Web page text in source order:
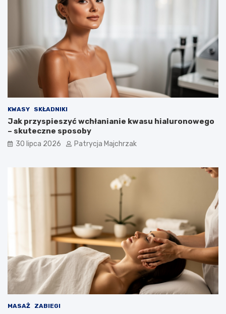
KWASY SKŁADNIKI
Jak przyspieszyć wchłanianie kwasu hialuronowego
– skuteczne sposoby
30 lipca 2026 Patrycja Majchrzak
MASAŻ ZABIEGI